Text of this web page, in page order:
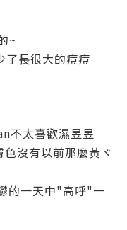
~
了長很大的痘痘
不太喜歡濕昱昱
沒有以前那麼黃ヾ
的一天中"高呼"一